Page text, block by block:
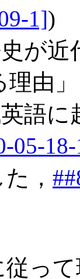
1])
が近
理由
語に
05-
，
って